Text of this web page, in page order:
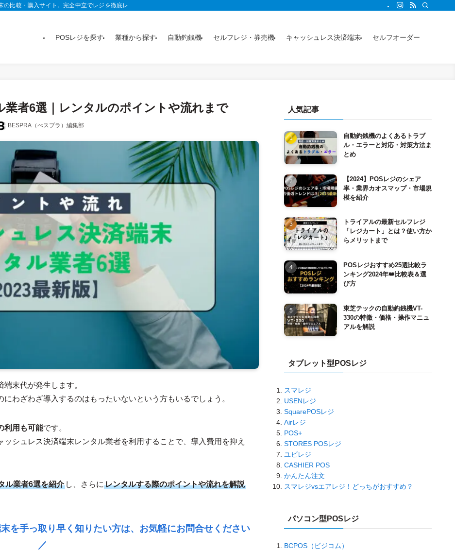
比較・購入サイト。完全中立でレジを徹底レビュー。おすすめ製品がランキングや記事からわかります。
POSレジを探す 業種から探す 自動釣銭機 セルフレジ・券売機 キャッシュレス決済端末 セルフオーダー
者6選｜レンタルのポイントや流れまで
BESPRA（べスプラ）編集部
末代が発生します。
わざわざ導入するのはもったいないという方もいるでしょう。
利用も可能です。
シュレス決済端末レンタル業者を利用することで、導入費用を抑え
ル業者6選を紹介 し、さらに レンタルする際のポイントや流れを解説
を手っ取り早く知りたい方は、お気軽にお問合せください
／
人気記事
自動釣銭機のよくあるトラブ
ル・エラーと対応・対策方法ま
とめ
【2024】POSレジのシェア
率・業界カオスマップ・市場規
模を紹介
トライアルの最新セルフレジ
「レジカート」とは？使い方か
らメリットまで
POSレジおすすめ25選比較ラ
ンキング2024年👑比較表＆選
び方
東芝テックの自動釣銭機VT-
330の特徴・価格・操作マニュ
アルを解説
タブレット型POSレジ
スマレジ
USENレジ
SquarePOSレジ
Airレジ
POS+
STORES POSレジ
ユビレジ
CASHIER POS
かんたん注文
スマレジvsエアレジ！どっちがおすすめ？
パソコン型POSレジ
BCPOS（ビジコム）